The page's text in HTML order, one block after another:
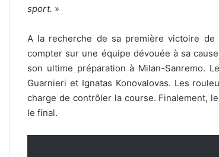
sport. »
A la recherche de sa première victoire
compter sur une équipe dévouée à sa
son ultime préparation à Milan-Sanremo.
Guarnieri et Ignatas Konovalovas. Les
charge de contrôler la course. Finalement,
le final.